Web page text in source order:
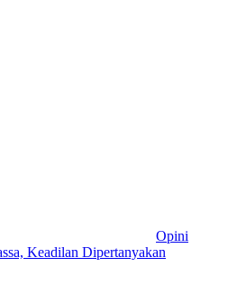
Opini
Keadilan Dipertanyakan